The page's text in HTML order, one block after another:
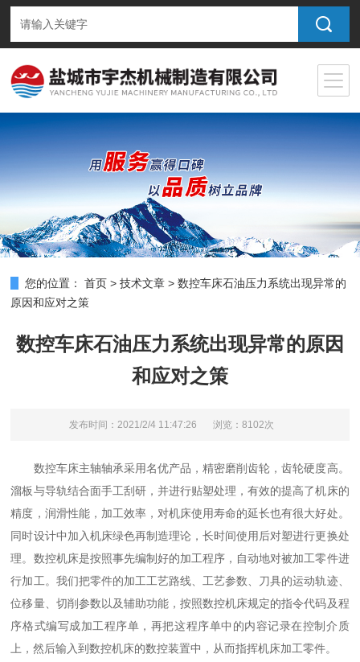
您的位置： 首页 >技术文章 >数控车床石油压力系统出现异常的
原因和应对之策
数控车床石油压力系统出现异常的原因
和应对之策
发布时间：2021/2/4 11:47:26 浏览：8102次
数控车床主轴轴承采用名优产品，精密磨削齿轮，齿轮硬度高。
溜板与导轨结合面手工刮研，并进行贴塑处理，有效的提高了机床的
精度，润滑性能，加工效率，对机床使用寿命的延长也有很大好处。
同时设计中加入机床绿色再制造理论，长时间使用后对塑进行更换处
理。数控机床是按照事先编制好的加工程序，自动地对被加工零件进
行加工。我们把零件的加工工艺路线、工艺参数、刀具的运动轨迹、
位移量、切削参数以及辅助功能，按照数控机床规定的指令代码及程
序格式编写成加工程序单，再把这程序单中的内容记录在控制介质
上，然后输入到数控机床的数控装置中，从而指挥机床加工零件。